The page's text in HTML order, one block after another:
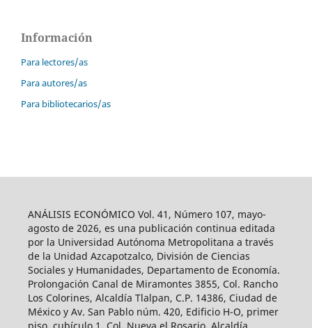
Información
Para lectores/as
Para autores/as
Para bibliotecarios/as
ANÁLISIS ECONÓMICO Vol. 41, Número 107, mayo-
agosto de 2026, es una publicación continua editada
por la Universidad Autónoma Metropolitana a través
de la Unidad Azcapotzalco, División de Ciencias
Sociales y Humanidades, Departamento de Economía.
Prolongación Canal de Miramontes 3855, Col. Rancho
Los Colorines, Alcaldía Tlalpan, C.P. 14386, Ciudad de
México y Av. San Pablo núm. 420, Edificio H-O, primer